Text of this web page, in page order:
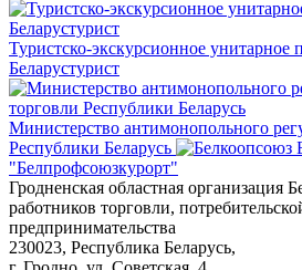
Туристско-экскурсионное унитарное
Беларустурист
Министерство антимонопольного
Республики Беларусь
"Белпрофсоюзкурорт"
Гродненская областная организация
работников торговли,
предпринимательства
230023, Республика Беларусь,